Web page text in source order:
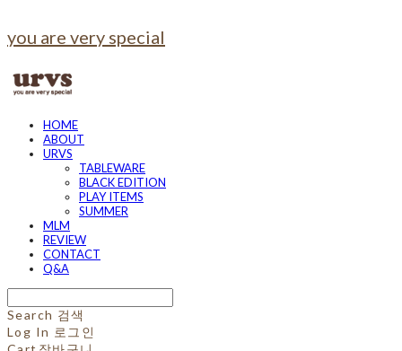
you are very special
HOME
ABOUT
URVS
TABLEWARE
BLACK EDITION
PLAY ITEMS
SUMMER
MLM
REVIEW
CONTACT
Q&A
Search 검색
Log In 로그인